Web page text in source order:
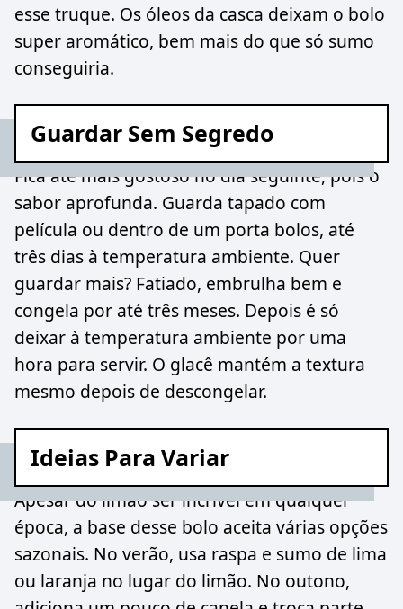
esse truque. Os óleos da casca deixam o bolo
super aromático, bem mais do que só sumo
conseguiria.
Guardar Sem Segredo
Fica até mais gostoso no dia seguinte, pois o
sabor aprofunda. Guarda tapado com
película ou dentro de um porta bolos, até
três dias à temperatura ambiente. Quer
guardar mais? Fatiado, embrulha bem e
congela por até três meses. Depois é só
deixar à temperatura ambiente por uma
hora para servir. O glacê mantém a textura
mesmo depois de descongelar.
Ideias Para Variar
Apesar do limão ser incrível em qualquer
época, a base desse bolo aceita várias opções
sazonais. No verão, usa raspa e sumo de lima
ou laranja no lugar do limão. No outono,